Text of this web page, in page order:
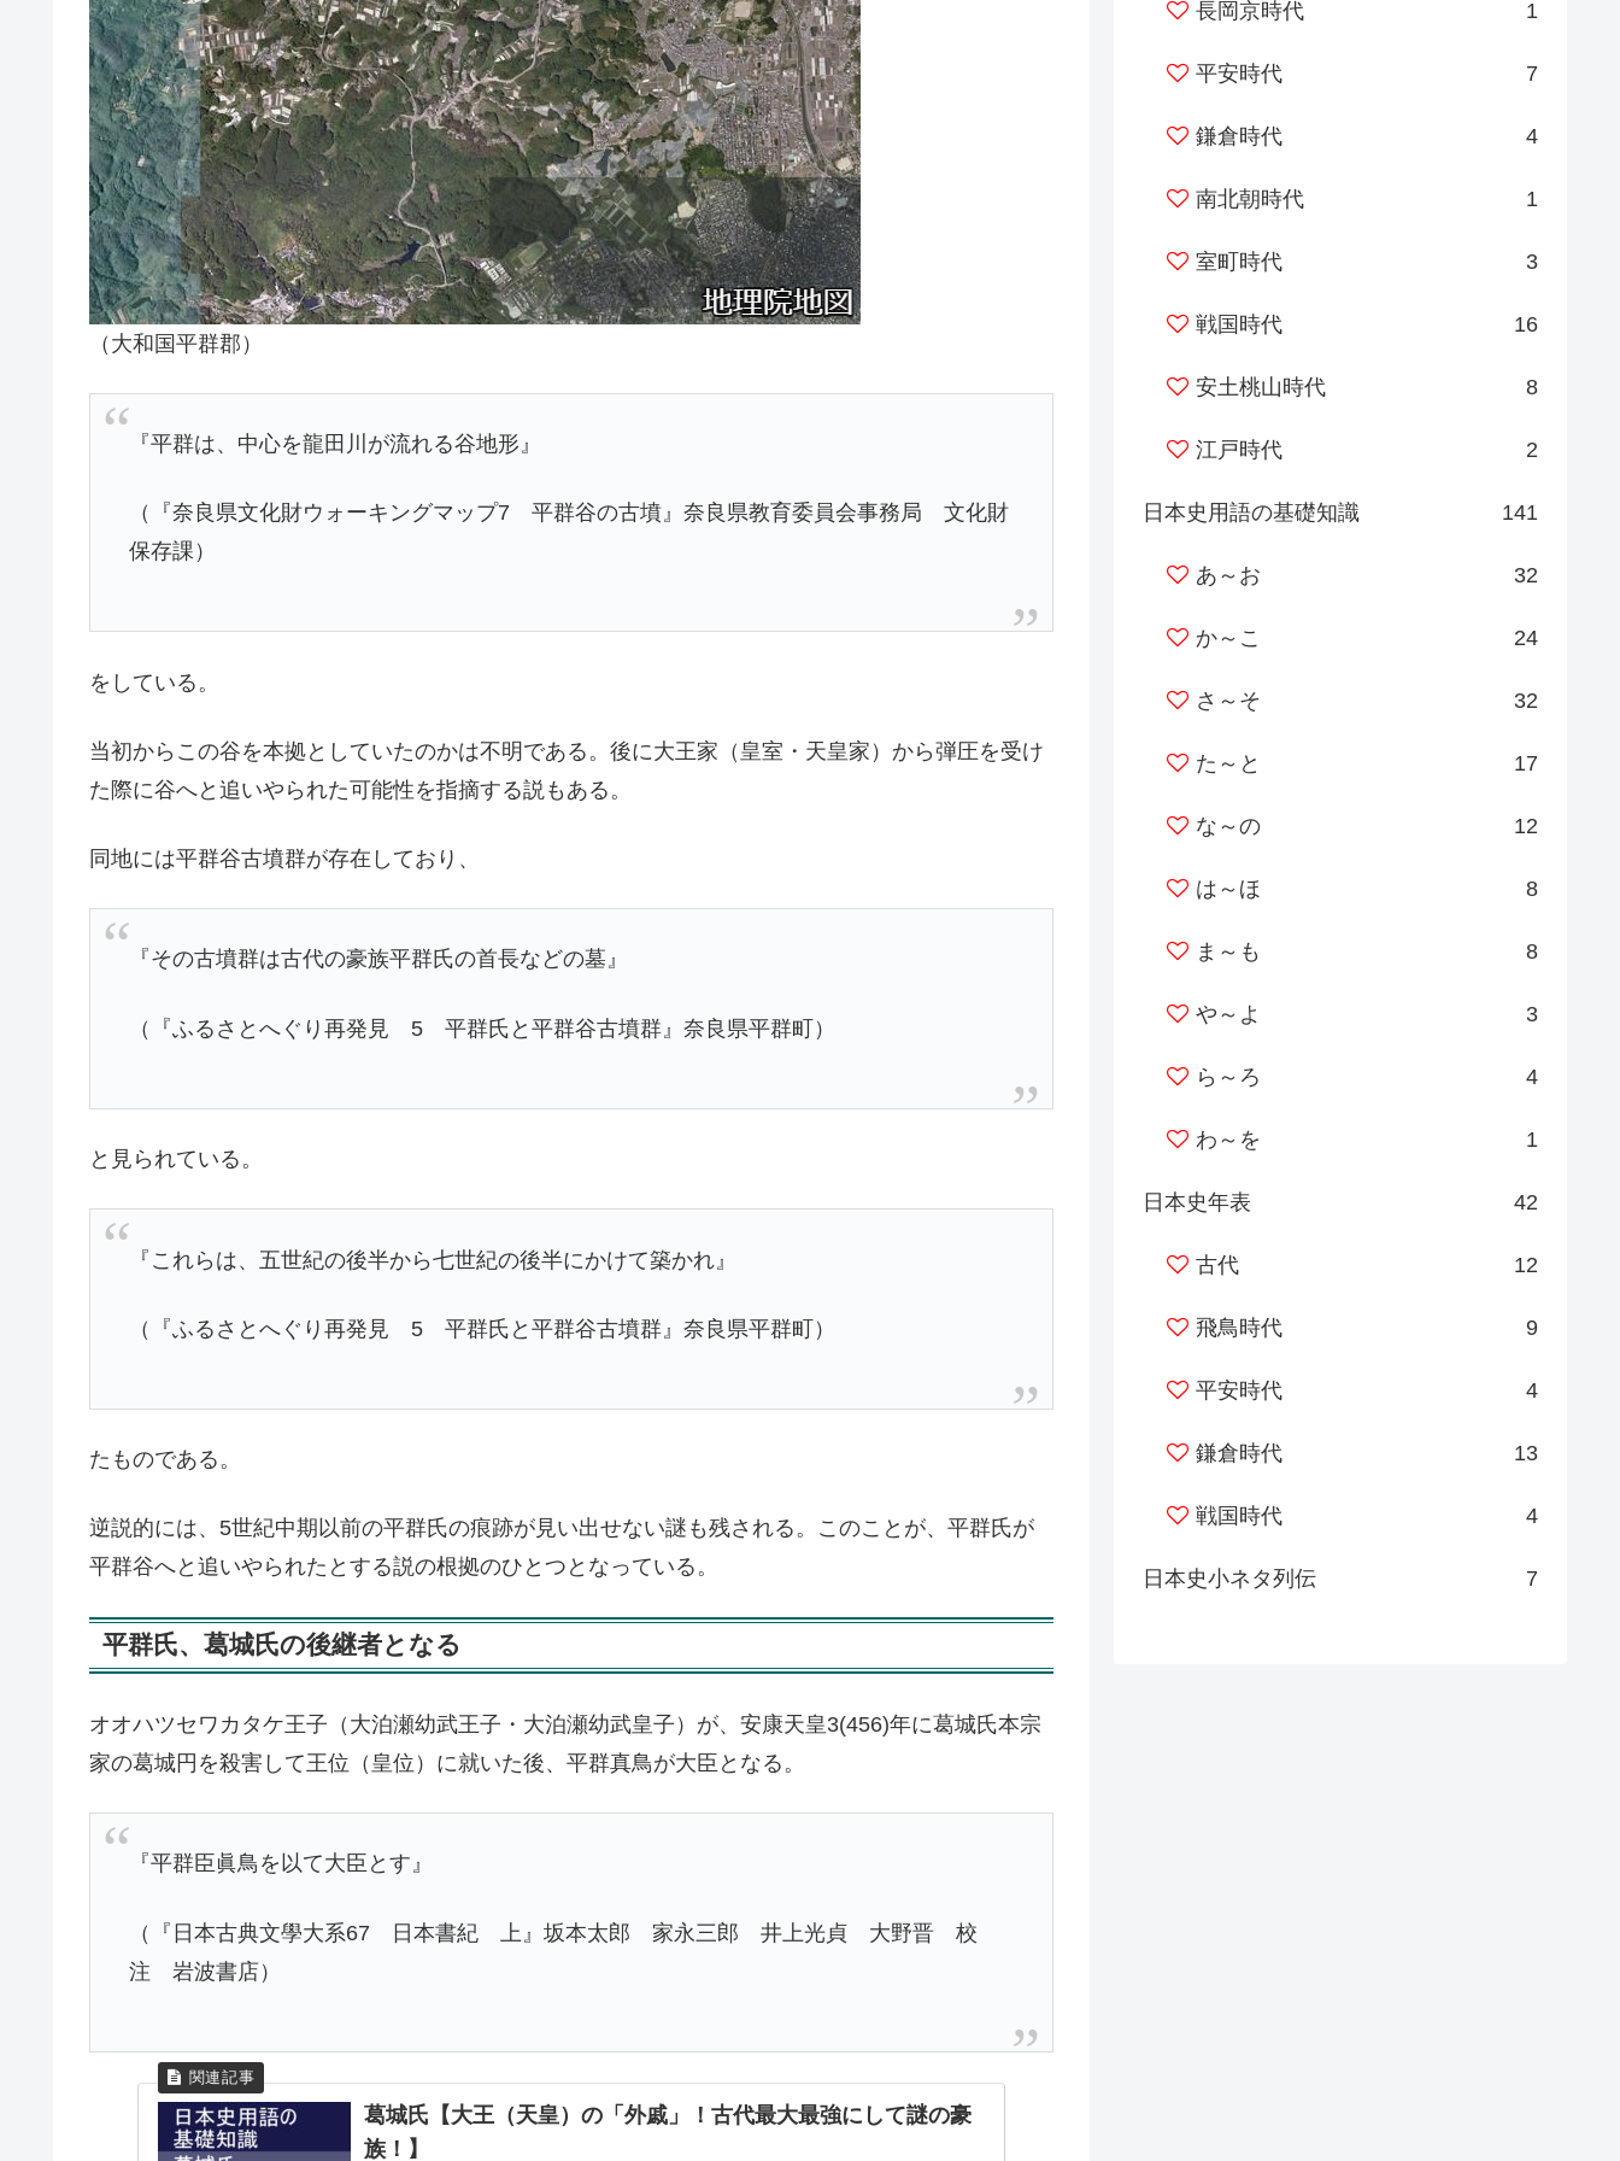
（大和国平群郡）
『平群は、中心を龍田川が流れる谷地形』
（『奈良県文化財ウォーキングマップ7 平群谷の古墳』奈良県教育委員会事務局 文化財
保存課）
をしている。
当初からこの谷を本拠としていたのかは不明である。後に大王家（皇室・天皇家）から弾圧を受け
た際に谷へと追いやられた可能性を指摘する説もある。
同地には平群谷古墳群が存在しており、
『その古墳群は古代の豪族平群氏の首長などの墓』
（『ふるさとへぐり再発見 5 平群氏と平群谷古墳群』奈良県平群町）
と見られている。
『これらは、五世紀の後半から七世紀の後半にかけて築かれ』
（『ふるさとへぐり再発見 5 平群氏と平群谷古墳群』奈良県平群町）
たものである。
逆説的には、5世紀中期以前の平群氏の痕跡が見い出せない謎も残される。このことが、平群氏が
平群谷へと追いやられたとする説の根拠のひとつとなっている。
平群氏、葛城氏の後継者となる
オオハツセワカタケ王子（大泊瀬幼武王子・大泊瀬幼武皇子）が、安康天皇3(456)年に葛城氏本宗
家の葛城円を殺害して王位（皇位）に就いた後、平群真鳥が大臣となる。
『平群臣眞鳥を以て大臣とす』
（『日本古典文學大系67 日本書紀 上』坂本太郎 家永三郎 井上光貞 大野晋 校
注 岩波書店）
葛城氏【大王（天皇）の「外戚」！古代最大最強にして謎の豪
族！】
長岡京時代 1
平安時代 7
鎌倉時代 4
南北朝時代 1
室町時代 3
戦国時代 16
安土桃山時代 8
江戸時代 2
日本史用語の基礎知識 141
あ～お 32
か～こ 24
さ～そ 32
た～と 17
な～の 12
は～ほ 8
ま～も 8
や～よ 3
ら～ろ 4
わ～を 1
日本史年表 42
古代 12
飛鳥時代 9
平安時代 4
鎌倉時代 13
戦国時代 4
日本史小ネタ列伝 7